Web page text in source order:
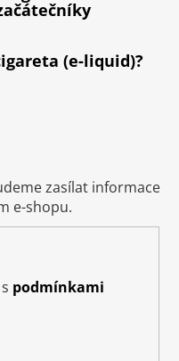
(e-liquid)?
zasílat informace
e-shopu.
podmínkami